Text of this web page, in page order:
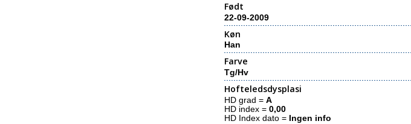
Født
22-09-2009
Køn
Han
Farve
Tg/Hv
Hofteledsdysplasi
HD grad =A
HD index =0,00
HD Index dato = Ingen info